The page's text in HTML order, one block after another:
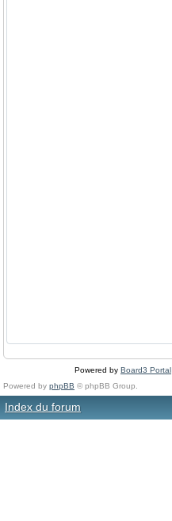
Powered by Board3 Portal
Powered by phpBB © phpBB Group.
Index du forum